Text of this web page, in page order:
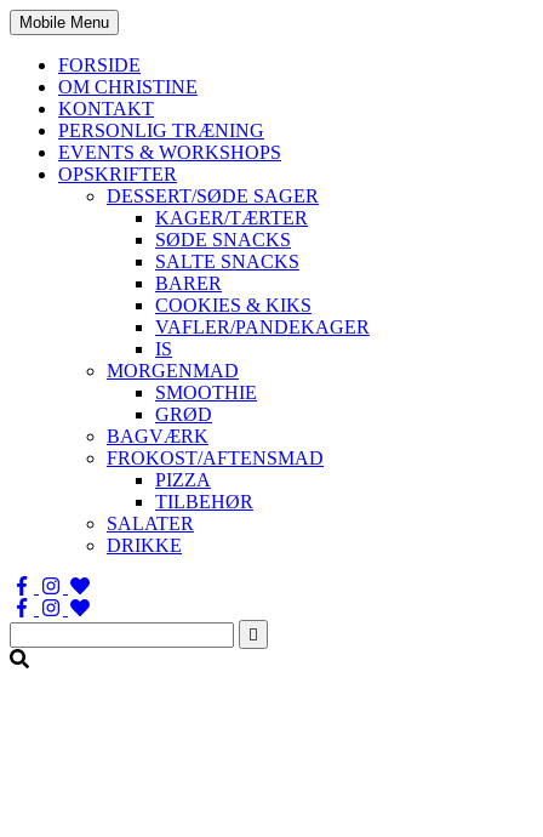
Mobile Menu
FORSIDE
OM CHRISTINE
KONTAKT
PERSONLIG TRÆNING
EVENTS & WORKSHOPS
OPSKRIFTER
DESSERT/SØDE SAGER
KAGER/TÆRTER
SØDE SNACKS
SALTE SNACKS
BARER
COOKIES & KIKS
VAFLER/PANDEKAGER
IS
MORGENMAD
SMOOTHIE
GRØD
BAGVÆRK
FROKOST/AFTENSMAD
PIZZA
TILBEHØR
SALATER
DRIKKE
Søg
efter: